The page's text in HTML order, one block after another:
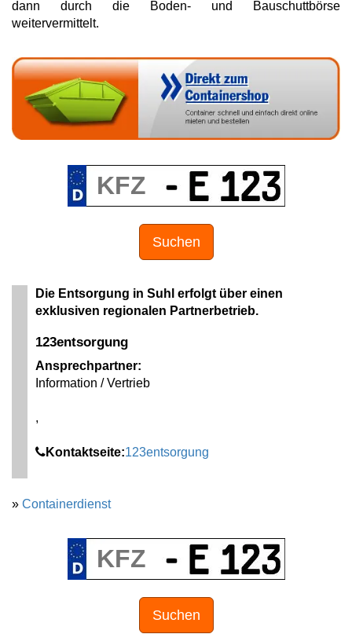
dann durch die Boden- und Bauschuttbörse
weitervermittelt.
Suchen
Die Entsorgung in Suhl erfolgt über einen
exklusiven regionalen Partnerbetrieb.
123entsorgung
Ansprechpartner:
Information / Vertrieb
,
Kontaktseite:123entsorgung
» Containerdienst
Suchen